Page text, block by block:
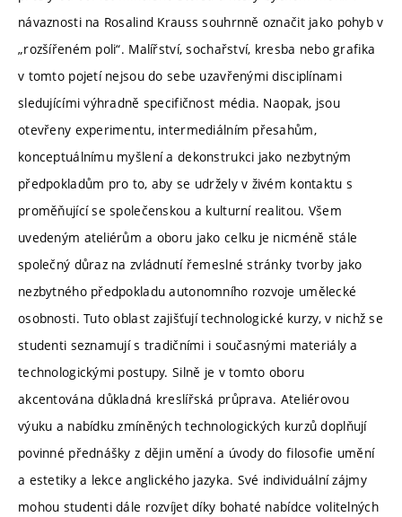
návaznosti na Rosalind Krauss souhrnně označit jako pohyb v
„rozšířeném poli“. Malířství, sochařství, kresba nebo grafika
v tomto pojetí nejsou do sebe uzavřenými disciplínami
sledujícími výhradně specifičnost média. Naopak, jsou
otevřeny experimentu, intermediálním přesahům,
konceptuálnímu myšlení a dekonstrukci jako nezbytným
předpokladům pro to, aby se udržely v živém kontaktu s
proměňující se společenskou a kulturní realitou. Všem
uvedeným ateliérům a oboru jako celku je nicméně stále
společný důraz na zvládnutí řemeslné stránky tvorby jako
nezbytného předpokladu autonomního rozvoje umělecké
osobnosti. Tuto oblast zajišťují technologické kurzy, v nichž se
studenti seznamují s tradičními i současnými materiály a
technologickými postupy. Silně je v tomto oboru
akcentována důkladná kreslířská průprava. Ateliérovou
výuku a nabídku zmíněných technologických kurzů doplňují
povinné přednášky z dějin umění a úvody do filosofie umění
a estetiky a lekce anglického jazyka. Své individuální zájmy
mohou studenti dále rozvíjet díky bohaté nabídce volitelných